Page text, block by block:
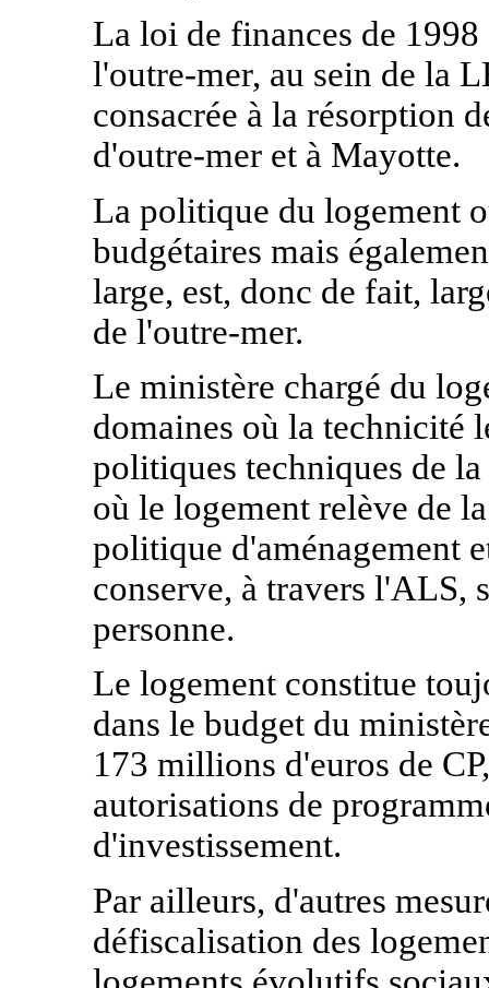
La loi de finances de
l'outre-mer, au sein de la
consacrée à la résorption
d'outre-mer et à Mayotte.
La politique du logement
budgétaires mais
large, est, donc de fait,
de l'outre-mer.
Le ministère chargé du
domaines où la technicité
politiques techniques de
où le logement relève de
politique d'aménagement
conserve, à travers l'ALS,
personne.
Le logement constitue
dans le budget du
173 millions d'euros de
autorisations de
d'investissement.
Par ailleurs, d'autres
défiscalisation des